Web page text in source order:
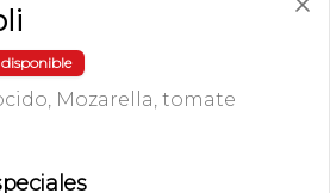
Mozarella, tomate